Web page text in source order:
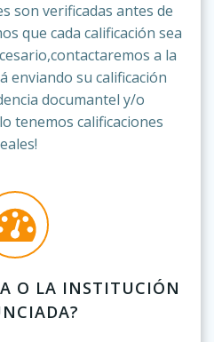
son verificadas antes de
que cada calificación sea
a la
enviando su calificación
documantel y/o
tenemos calificaciones
O LA INSTITUCIÓN